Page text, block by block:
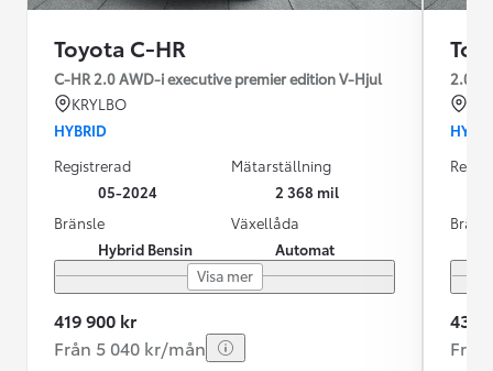
Toyota C-HR
C-HR 2.0 AWD-i executive premier edition V-Hjul
KRYLBO
HYBRID
Registrerad
05-2024
Mätarställning
2 368 mil
Bränsle
Hybrid Bensin
Växellåda
Automat
Visa mer
419 900 kr
Från 5 040 kr/mån
2.0
435